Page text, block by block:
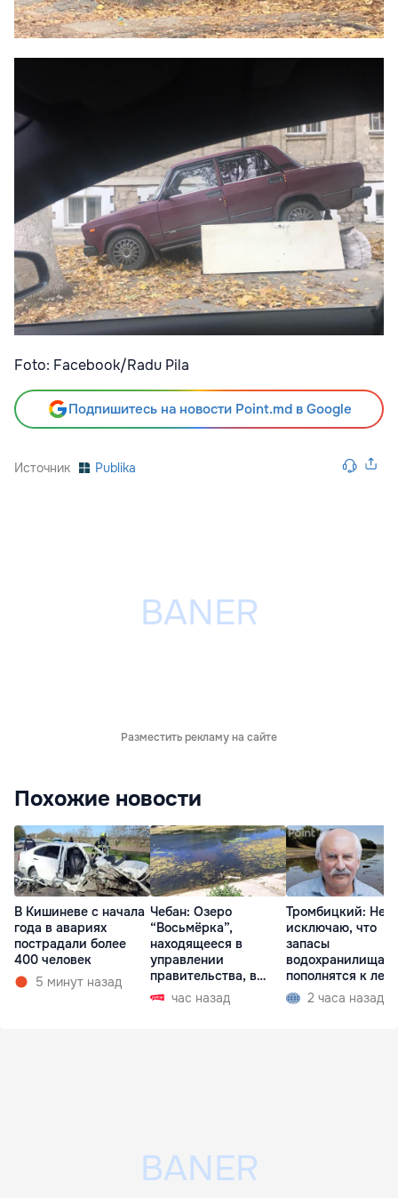
Foto: Facebook/Radu Pila
Подпишитесь на новости Point.md в Google
Источник Publika
Разместить рекламу на сайте
Похожие новости
В Кишиневе с начала
года в авариях
пострадали более
400 человек
5 минут назад
Чебан: Озеро
“Восьмёрка”,
находящееся в
управлении
правительства, в
запустении
час назад
Тромбицкий: Не
исключаю, что
запасы
водохранилища
пополнятся к лету
2027 года
2 часа назад